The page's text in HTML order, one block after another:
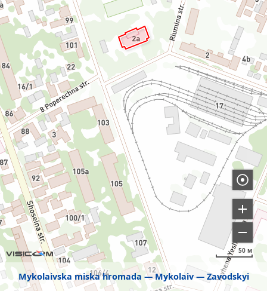
Mykolaivska miska hromada Mykolaiv Zavodskyi
50 м